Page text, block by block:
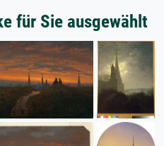
für Sie ausgewählt